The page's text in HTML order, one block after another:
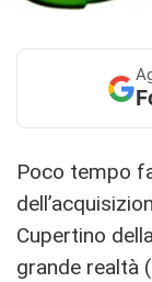
Poco tempo
Cupertino
grande realtà